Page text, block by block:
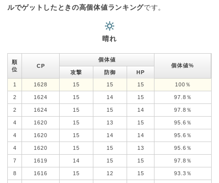
ルでゲットしたときの高個体値ランキングです。
晴れ
順
位
CP
個体値
個体値%
攻撃
防御 HP
1 1628 15 15 15 100％
2 1624 15 14 15 97.8％
2 1624 15 15 14 97.8％
4 1620 15 13 15 95.6％
4 1620 15 14 14 95.6％
4 1620 15 15 13 95.6％
7 1619 14 15 15 97.8％
8 1616 15 12 15 93.3％